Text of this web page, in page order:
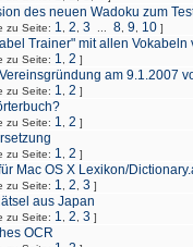
des neuen Wadoku zum
zu Seite: 1 2 3 8 9 10 ]
Trainer" mit allen
zu Seite: 1 2 ]
am 9.1.2007
zu Seite: 1 2 ]
zu Seite: 1 2 ]
zu Seite: 1 2 ]
Mac OS X Lexikon/
zu Seite: 1 2 3 ]
aus Japan
zu Seite: 1 2 3 ]
OCR